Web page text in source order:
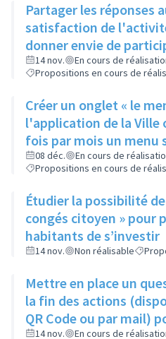
Partager les réponses
satisfaction de
donner envie de
Contrat de Ville
14 nov.
En cours de
Propositions en cours de
Créer un onglet « le
l'application de la Ville
fois par mois un menu
08 déc.
En cours de
Propositions en cours de
Étudier la possibilité
congés citoyen » pour
habitants de s’investir
14 nov. Non réalisable
Mettre en place un
la fin des actions
QR Code ou par mail)
14 nov.
En cours de